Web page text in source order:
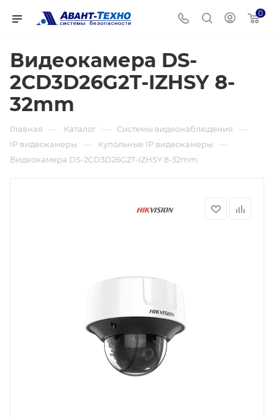
0
Видеокамера DS-
2CD3D26G2T-IZHSY 8-
32mm
Главная — Каталог — Системы видеонаблюдения —
IP видеокамеры — Купольные IP видеокамеры —
Видеокамера DS-2CD3D26G2T-IZHSY 8-32mm